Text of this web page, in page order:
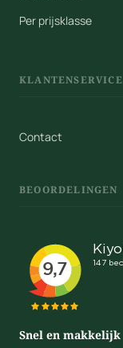
Per prijsklasse
KLANTENSERVICE
Contact
BEOORDELINGEN
Snel en makkelijk